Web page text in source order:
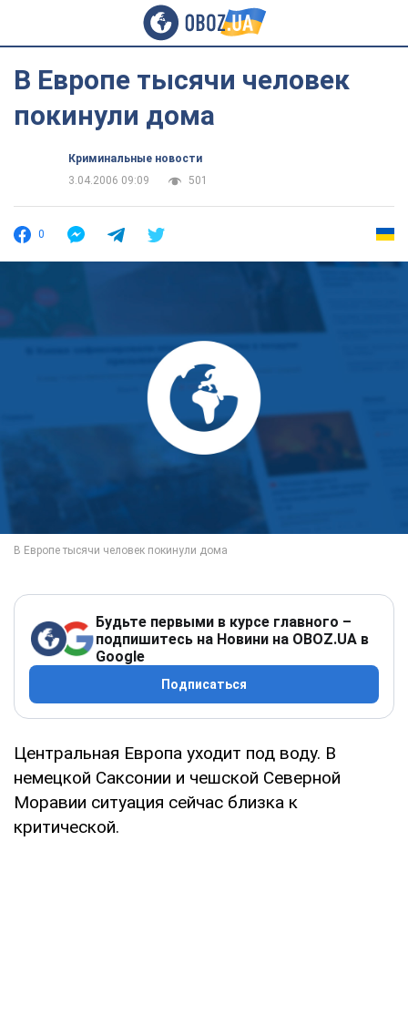
В Европе тысячи человек
покинули дома
Криминальные новости
3.04.2006 09:09
501
0
Будьте первыми в курсе главного –
подпишитесь на Новини на OBOZ.UA в
Google
Подписаться
Центральная Европа уходит под воду. В
немецкой Саксонии и чешской Северной
Моравии ситуация сейчас близка к
критической.